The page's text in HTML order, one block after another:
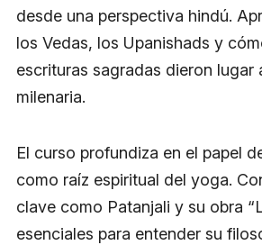
desde una perspectiva hindú.
los Vedas, los Upanishads y
escrituras sagradas dieron lugar
milenaria.
El curso profundiza en el papel
como raíz espiritual del yoga.
clave como Patanjali y su obra
esenciales para entender su